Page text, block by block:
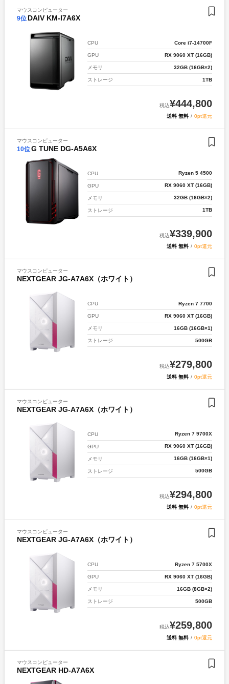
マウスコンピューター
9位 DAIV KM-I7A6X
CPU Core i7-14700F
GPU RX 9060 XT (16GB)
メモリ 32GB (16GB×2)
ストレージ 1TB
税込¥444,800
送料 無料 / 0pt還元
マウスコンピューター
10位G TUNE DG-A5A6X
CPU Ryzen 5 4500
GPU RX 9060 XT (16GB)
メモリ 32GB (16GB×2)
ストレージ 1TB
税込¥339,900
送料 無料 / 0pt還元
マウスコンピューター
NEXTGEAR JG-A7A6X（ホワイト）
CPU Ryzen 7 7700
GPU RX 9060 XT (16GB)
メモリ 16GB (16GB×1)
ストレージ 500GB
税込¥279,800
送料 無料 / 0pt還元
マウスコンピューター
NEXTGEAR JG-A7A6X（ホワイト）
CPU Ryzen 7 9700X
GPU RX 9060 XT (16GB)
メモリ 16GB (16GB×1)
ストレージ 500GB
税込¥294,800
送料 無料 / 0pt還元
マウスコンピューター
NEXTGEAR JG-A7A6X（ホワイト）
CPU Ryzen 7 5700X
GPU RX 9060 XT (16GB)
メモリ 16GB (8GB×2)
ストレージ 500GB
税込¥259,800
送料 無料 / 0pt還元
マウスコンピューター
NEXTGEAR HD-A7A6X